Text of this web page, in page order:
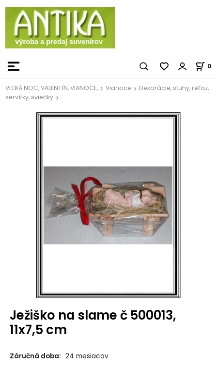
0
VEĽKÁ NOC, VALENTÍN, VIANOCE, Vianoce
Dekorácie, stuhy, reťaz,
servítky, sviečky
Ježiško na slame č 500013,
11x7,5 cm
Záručná doba: 24 mesiacov